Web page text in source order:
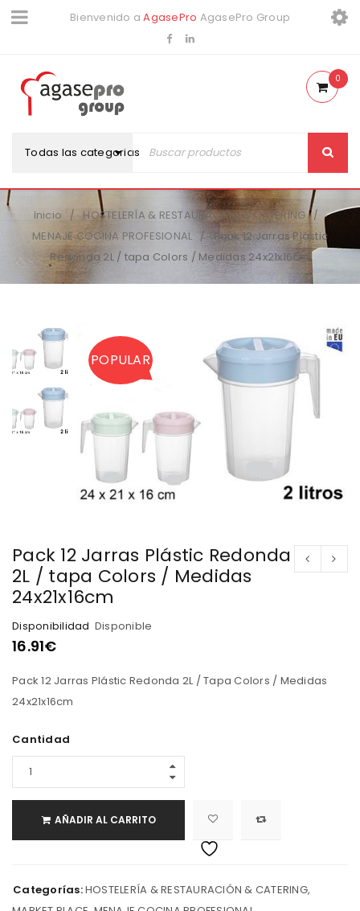
Bienvenido aAgasePro AgasePro Group
Todas las categorias
0
Inicio / HOSTELERÍA & RESTAURACIÓN & CATERING /
MENAJE COCINA PROFESIONAL /
Pack 12 Jarras Plástic
Redonda 2L / tapa Colors / Medidas 24x21x16cm
POPULAR
Pack 12 Jarras Plástic Redonda
2L / tapa Colors / Medidas
24x21x16cm
Disponibilidad Disponible
16.91€
Pack 12 Jarras Plástic Redonda 2L / Tapa Colors / Medidas
24x21x16cm
Cantidad
AÑADIR AL CARRITO
Categorías:HOSTELERÍA & RESTAURACIÓN & CATERING,